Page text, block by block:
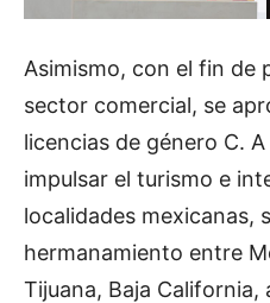
Asimismo, con el fin de
sector comercial, se
licencias de género C.
impulsar el turismo e
localidades mexicanas,
hermanamiento entre
Tijuana, Baja California,